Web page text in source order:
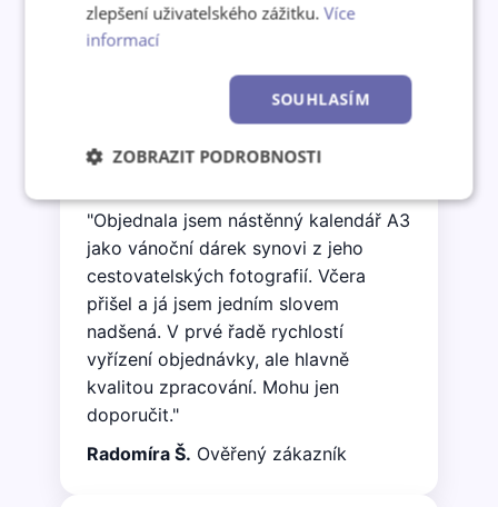
Co o nás říkají zákazníci
"Objednala jsem nástěnný kalendář A3
jako vánoční dárek synovi z jeho
cestovatelských fotografií. Včera
přišel a já jsem jedním slovem
nadšená. V prvé řadě rychlostí
vyřízení objednávky, ale hlavně
kvalitou zpracování. Mohu jen
doporučit."
Radomíra Š. Ověřený zákazník
zlepšení uživatelského zážitku.Více
informací
SOUHLASÍM
ZOBRAZIT PODROBNOSTI
Nezbytně
nutné
soubory
Výkonové
soubory
Soubory
cílení
Funkční soubory
Nezařazené
soubory